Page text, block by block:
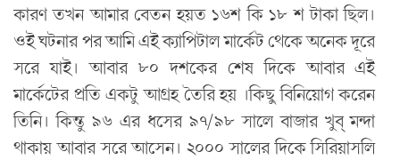
কারণ তখন আমার বেতন হয়ত ১৬শ কি ১৮ শ টাকা ছিল।
ওই ঘটনার পর আমি এই ক্যাপিটাল মার্কেট থেকে অনেক দূরে
সরে যাই। আবার ৮০ দশকের শেষ দিকে আবার এই
মার্কেটের প্রতি একটু আগ্রহ তৈরি হয় ।কিছু বিনিয়োগ করেন
তিনি। কিন্তু ৯৬ এর ধসের ৯৭/৯৮ সালে বাজার খুব্ মন্দা
থাকায় আবার সরে আসেন। ২০০০ সালের দিকে সিরিয়াসলি